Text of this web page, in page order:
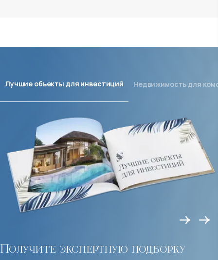
Получите экспертную подборку
Лучшие объекты для инвестиций Недвижимость для